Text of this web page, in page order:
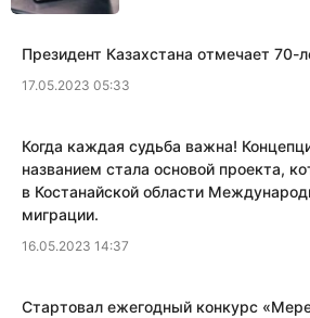
Президент Казахстана отмечает 70-
17.05.2023 05:33
Когда каждая судьба важна!
названием стала основой проекта,
в Костанайской области
миграции.
16.05.2023 14:37
​Стартовал ежегодный конкурс